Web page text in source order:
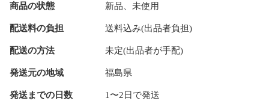
商品の状態 新品、未使用
配送料の負担 送料込み(出品者負担)
配送の方法 未定(出品者が手配)
発送元の地域 福島県
発送までの日数 1〜2日で発送